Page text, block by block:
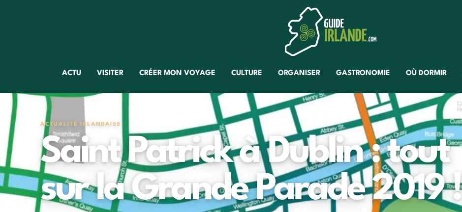
ACTU VISITER CRÉER MON VOYAGE CULTURE ORGANISER GASTRONOMIE OÙ DORMIR
ACTUALITÉ IRLANDAISE
Saint Patrick à Dublin : tout
sur la Grande Parade 2019 !